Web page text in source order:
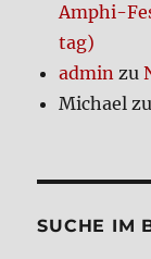
Amphi-
tag)
admin zu
Michael
SUCHE IM